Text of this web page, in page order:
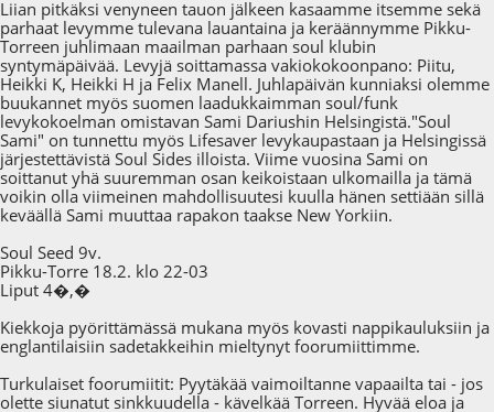
Liian pitkäksi venyneen tauon jälkeen kasaamme itsemme sekä
parhaat levymme tulevana lauantaina ja keräännymme Pikku-
Torreen juhlimaan maailman parhaan soul klubin
syntymäpäivää. Levyjä soittamassa vakiokokoonpano: Piitu,
Heikki K, Heikki H ja Felix Manell. Juhlapäivän kunniaksi olemme
buukannet myös suomen laadukkaimman soul/funk
levykokoelman omistavan Sami Dariushin Helsingistä."Soul
Sami" on tunnettu myös Lifesaver levykaupastaan ja Helsingissä
järjestettävistä Soul Sides illoista. Viime vuosina Sami on
soittanut yhä suuremman osan keikoistaan ulkomailla ja tämä
voikin olla viimeinen mahdollisuutesi kuulla hänen settiään sillä
keväällä Sami muuttaa rapakon taakse New Yorkiin.
Soul Seed 9v.
Pikku-Torre 18.2. klo 22-03
Liput 4�,�
Kiekkoja pyörittämässä mukana myös kovasti nappikauluksiin ja
englantilaisiin sadetakkeihin mieltynyt foorumiittimme.
Turkulaiset foorumiitit: Pyytäkää vaimoiltanne vapaailta tai - jos
olette siunatut sinkkuudella - kävelkää Torreen. Hyvää eloa ja